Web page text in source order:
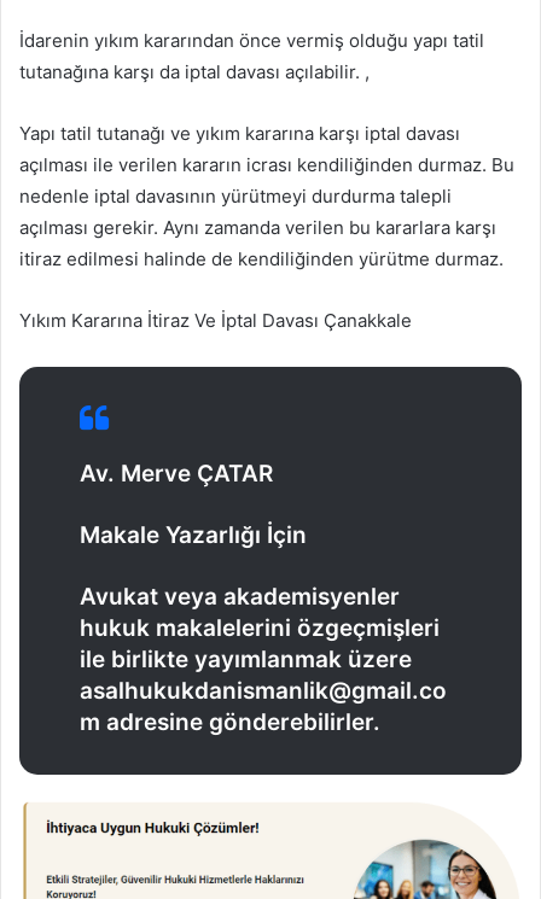
İdarenin yıkım kararından önce vermiş olduğu yapı tatil
tutanağına karşı da iptal davası açılabilir. ,
Yapı tatil tutanağı ve yıkım kararına karşı iptal davası
açılması ile verilen kararın icrası kendiliğinden durmaz. Bu
nedenle iptal davasının yürütmeyi durdurma talepli
açılması gerekir. Aynı zamanda verilen bu kararlara karşı
itiraz edilmesi halinde de kendiliğinden yürütme durmaz.
Yıkım Kararına İtiraz Ve İptal Davası Çanakkale
Av. Merve ÇATAR
Makale Yazarlığı İçin
Avukat veya akademisyenler
hukuk makalelerini özgeçmişleri
ile birlikte yayımlanmak üzere
asalhukukdanismanlik@gmail.co
m adresine gönderebilirler.